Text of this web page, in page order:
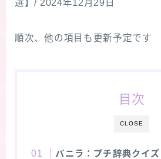
選】/ 2024年12月29日
順次、他の項目も更新予定です
CLOSE
目次
バニラ：プチ辞典クイズ